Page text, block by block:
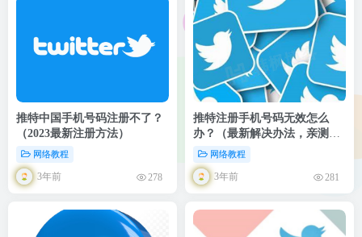
推特中国手机号码注册不了？
（2023最新注册方法）
网络教程
3年前 278
推特注册手机号码无效怎么
办？（最新解决办法，亲测有
效）网络教程
3年前 281